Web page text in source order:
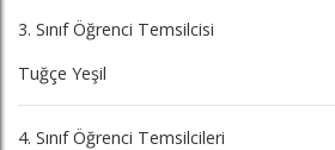
3. Sınıf Öğrenci Temsilcisi
Tuğçe Yeşil
4. Sınıf Öğrenci Temsilcileri